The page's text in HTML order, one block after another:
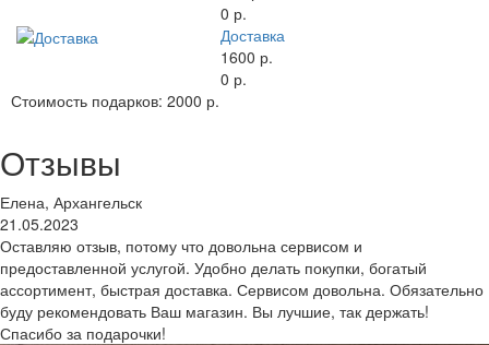
0 р.
Доставка
1600 р.
0 р.
Стоимость подарков: 2000 р.
Отзывы
Елена, Архангельск
21.05.2023
Оставляю отзыв, потому что довольна сервисом и
предоставленной услугой. Удобно делать покупки, богатый
ассортимент, быстрая доставка. Сервисом довольна. Обязательно
буду рекомендовать Ваш магазин. Вы лучшие, так держать!
Спасибо за подарочки!